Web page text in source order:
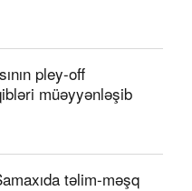
pley-off
müəyyənləşib
təlim-məşq